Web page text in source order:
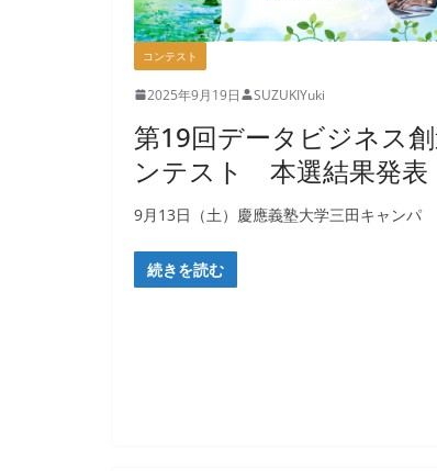
コンテスト
2025年9月19日 SUZUKIYuki
第19回データビジネス
ンテスト 本選結果発表
9月13日（土）慶應義塾大学三田キャンパ
続きを読む